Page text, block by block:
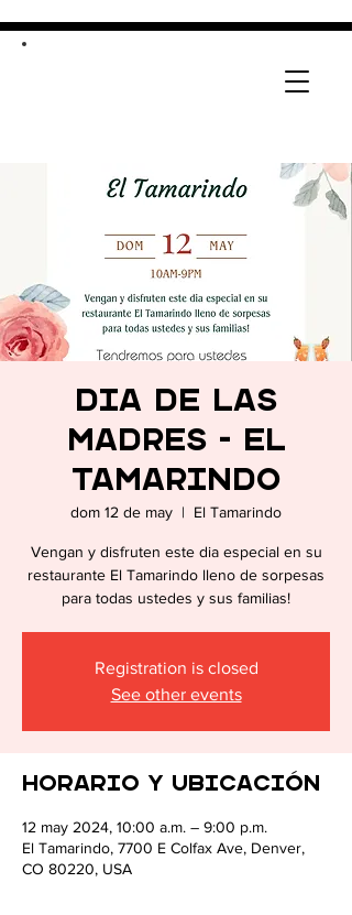
Dia De Las
Madres - El
Tamarindo
dom 12 de may
  |
El Tamarindo
Vengan y disfruten este dia especial en su
restaurante El Tamarindo lleno de sorpesas
para todas ustedes y sus familias!
Registration is closed
See other events
Horario y ubicación
12 may 2024, 10:00 a.m. – 9:00 p.m.
El Tamarindo, 7700 E Colfax Ave, Denver,
CO 80220, USA